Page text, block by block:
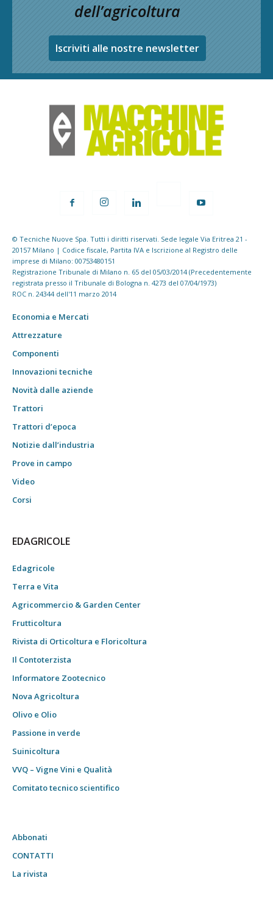
dell’agricoltura
Iscriviti alle nostre newsletter
© Tecniche Nuove Spa. Tutti i diritti riservati. Sede legale Via Eritrea 21 -
20157 Milano | Codice fiscale, Partita IVA e Iscrizione al Registro delle
imprese di Milano: 00753480151
Registrazione Tribunale di Milano n. 65 del 05/03/2014 (Precedentemente
registrata presso il Tribunale di Bologna n. 4273 del 07/04/1973)
ROC n. 24344 dell'11 marzo 2014
Economia e Mercati
Attrezzature
Componenti
Innovazioni tecniche
Novità dalle aziende
Trattori
Trattori d’epoca
Notizie dall’industria
Prove in campo
Video
Corsi
EDAGRICOLE
Edagricole
Terra e Vita
Agricommercio & Garden Center
Frutticoltura
Rivista di Orticoltura e Floricoltura
Il Contoterzista
Informatore Zootecnico
Nova Agricoltura
Olivo e Olio
Passione in verde
Suinicoltura
VVQ – Vigne Vini e Qualità
Comitato tecnico scientifico
Abbonati
CONTATTI
La rivista